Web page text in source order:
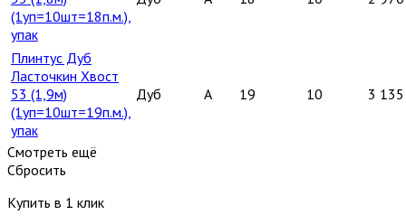
(1уп=10шт=18п.м.),
упак
Плинтус Дуб
Ласточкин Хвост
53 (1,9м)
(1уп=10шт=19п.м.),
упак
Дуб A 19 10 3 135
Смотреть ещё
Сбросить
Купить в 1 клик